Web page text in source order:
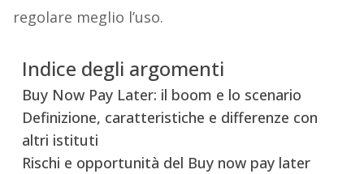
regolare meglio l’uso.
Indice degli argomenti
Buy Now Pay Later: il boom e lo scenario
Definizione, caratteristiche e differenze con
altri istituti
Rischi e opportunità del Buy now pay later